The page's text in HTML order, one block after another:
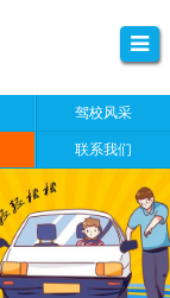
驾校风采
联系我们